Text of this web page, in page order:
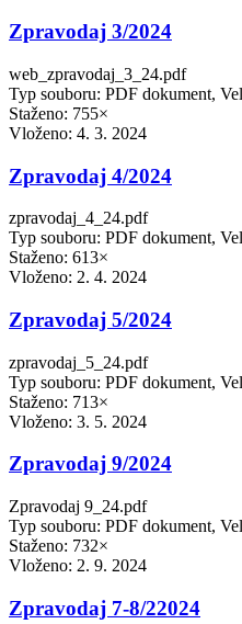
Zpravodaj 3/2024
web_zpravodaj_3_24.pdf
Typ souboru: PDF dokument,
Staženo: 755×
Vloženo: 4. 3. 2024
Zpravodaj 4/2024
zpravodaj_4_24.pdf
Typ souboru: PDF dokument,
Staženo: 613×
Vloženo: 2. 4. 2024
Zpravodaj 5/2024
zpravodaj_5_24.pdf
Typ souboru: PDF dokument,
Staženo: 713×
Vloženo: 3. 5. 2024
Zpravodaj 9/2024
Zpravodaj 9_24.pdf
Typ souboru: PDF dokument,
Staženo: 732×
Vloženo: 2. 9. 2024
Zpravodaj 7-8/22024